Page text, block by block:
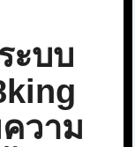
ะบบ
วาม